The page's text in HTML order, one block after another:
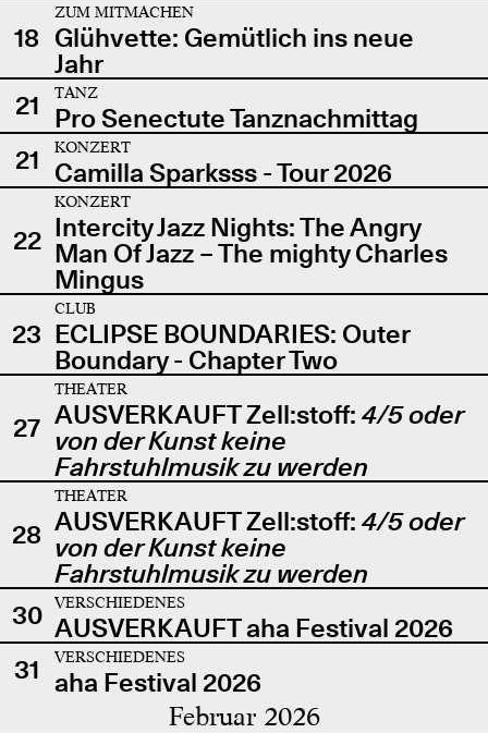
18
ZUM MITMACHEN
Glühvette: Gemütlich ins neue
Jahr
21
TANZ
Pro Senectute Tanznachmittag
21
KONZERT
Camilla Sparksss - Tour 2026
22
KONZERT
Intercity Jazz Nights: The Angry
Man Of Jazz – The mighty Charles
Mingus
23
CLUB
ECLIPSE BOUNDARIES: Outer
Boundary - Chapter Two
27
THEATER
AUSVERKAUFT Zell:stoff: 4/5 oder
von der Kunst keine
Fahrstuhlmusik zu werden
28
THEATER
AUSVERKAUFT Zell:stoff: 4/5 oder
von der Kunst keine
Fahrstuhlmusik zu werden
30
VERSCHIEDENES
AUSVERKAUFT aha Festival 2026
31
VERSCHIEDENES
aha Festival 2026
Februar 2026